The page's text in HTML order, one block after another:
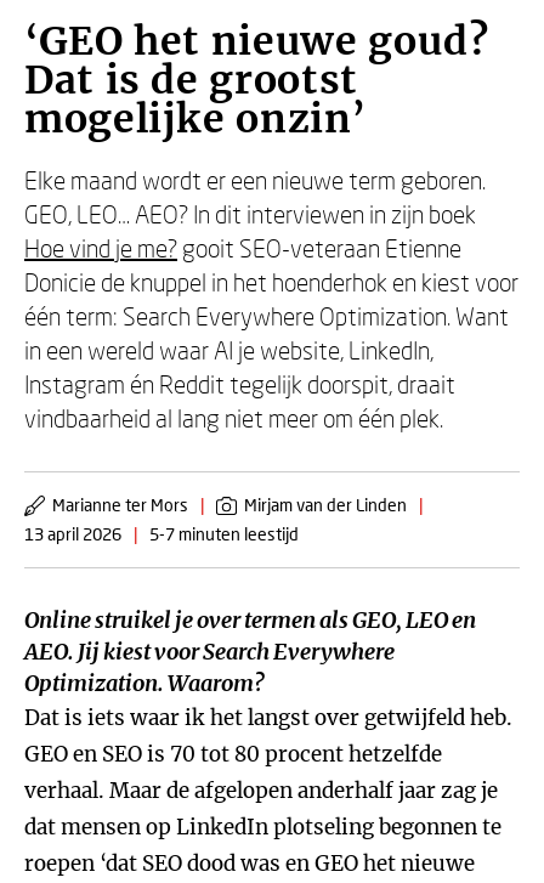
‘GEO het nieuwe goud?
Dat is de grootst
mogelijke onzin’
Elke maand wordt er een nieuwe term geboren.
GEO, LEO… AEO? In dit interviewen in zijn boek
Hoe vind je me? gooit SEO-veteraan Etienne
Donicie de knuppel in het hoenderhok en kiest voor
één term: Search Everywhere Optimization. Want
in een wereld waar AI je website, LinkedIn,
Instagram én Reddit tegelijk doorspit, draait
vindbaarheid al lang niet meer om één plek.
Marianne ter Mors | Mirjam van der Linden
|
13 april 2026
| 5-7 minuten leestijd
Online struikel je over termen als GEO, LEO en
AEO. Jij kiest voorSearch Everywhere
Optimization.Waarom?
Dat is iets waar ik het langst over getwijfeld heb.
GEO en SEO is 70 tot 80 procent hetzelfde
verhaal. Maar de afgelopen anderhalf jaar zag je
dat mensen op LinkedIn plotseling begonnen te
roepen ‘dat SEO dood was en GEO het nieuwe